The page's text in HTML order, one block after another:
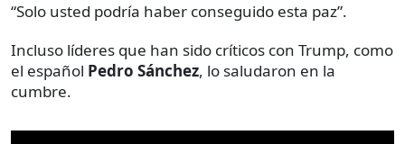
“Solo usted podría haber conseguido esta paz”.
Incluso líderes que han sido críticos con Trump, como
el español Pedro Sánchez, lo saludaron en la
cumbre.